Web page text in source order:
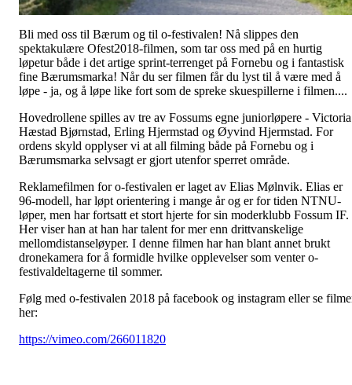
Bli med oss til Bærum og til o-festivalen! Nå slippes den
spektakulære Ofest2018-filmen, som tar oss med på en hurtig
løpetur både i det artige sprint-terrenget på Fornebu og i fantastisk
fine Bærumsmarka! Når du ser filmen får du lyst til å være med å
løpe - ja, og å løpe like fort som de spreke skuespillerne i filmen....
Hovedrollene spilles av tre av Fossums egne juniorløpere - Victoria
Hæstad Bjørnstad, Erling Hjermstad og Øyvind Hjermstad. For
ordens skyld opplyser vi at all filming både på Fornebu og i
Bærumsmarka selvsagt er gjort utenfor sperret område.
Reklamefilmen for o-festivalen er laget av Elias Mølnvik. Elias er
96-modell, har løpt orientering i mange år og er for tiden NTNU-
løper, men har fortsatt et stort hjerte for sin moderklubb Fossum IF.
Her viser han at han har talent for mer enn drittvanskelige
mellomdistanseløyper. I denne filmen har han blant annet brukt
dronekamera for å formidle hvilke opplevelser som venter o-
festivaldeltagerne til sommer.
Følg med o-festivalen 2018 på facebook og instagram eller se
her:
https://vimeo.com/266011820